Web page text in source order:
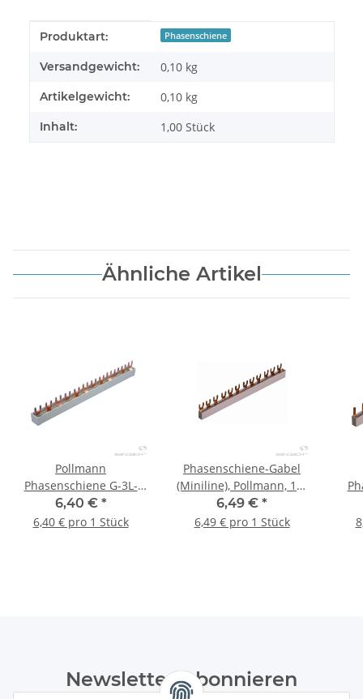
Produkteigenschaft
Wert
Produktart: Phasenschiene
Versandgewicht: 0,10 kg
Artikelgewicht: 0,10 kg
Inhalt: 1,00 Stück
Ähnliche Artikel
Pollmann
Phasenschiene G-3L-
210/10 Ci
6,40 € *
6,40 € pro 1 Stück
Phasenschiene-Gabel
(Miniline), Pollmann, 12-
teilig, 10 mm². 1-polig - 1
Stk.
6,49 € *
6,49 € pro 1 Stück
Newsletter Abonnieren